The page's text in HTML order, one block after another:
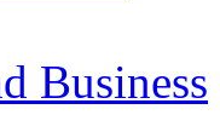
Business